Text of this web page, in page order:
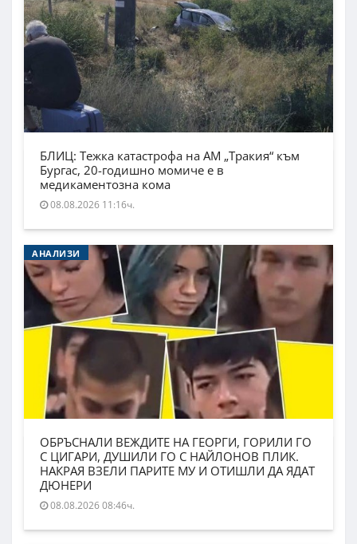
БЛИЦ: Тежка катастрофа на АМ „Тракия“ към
Бургас, 20-годишно момиче е в
медикаментозна кома
08.08.2026 11:16ч.
АНАЛИЗИ
ОБРЪСНАЛИ ВЕЖДИТЕ НА ГЕОРГИ, ГОРИЛИ ГО
С ЦИГАРИ, ДУШИЛИ ГО С НАЙЛОНОВ ПЛИК.
НАКРАЯ ВЗЕЛИ ПАРИТЕ МУ И ОТИШЛИ ДА ЯДАТ
ДЮНЕРИ
08.08.2026 08:46ч.